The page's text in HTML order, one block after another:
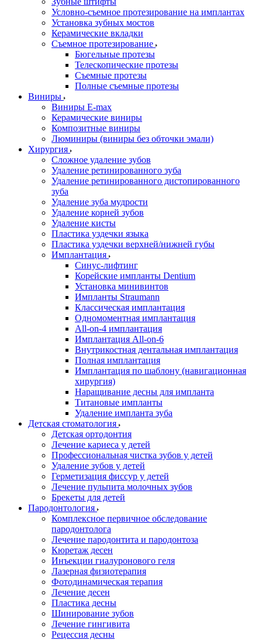
Условно-съемное протезирование на имплантах
Установка зубных мостов
Керамические вкладки
Съемное протезирование
Бюгельные протезы
Телескопические протезы
Съемные протезы
Полные съемные протезы
Виниры
Виниры E-max
Керамические виниры
Композитные виниры
Люминиры (виниры без обточки эмали)
Хирургия
Сложное удаление зубов
Удаление ретинированного зуба
Удаление ретинированного дистопированного
зуба
Удаление зуба мудрости
Удаление корней зубов
Удаление кисты
Пластика уздечки языка
Пластика уздечки верхней/нижней губы
Имплантация
Синус-лифтинг
Корейские импланты Dentium
Установка минивинтов
Импланты Straumann
Классическая имплантация
Одномоментная имплантация
All-on-4 имплантация
Имплантация All-on-6
Внутрикостная дентальная имплантация
Полная имплантация
Имплантация по шаблону (навигационная
хирургия)
Наращивание десны для импланта
Титановые импланты
Удаление импланта зуба
Детская стоматология
Детская ортодонтия
Лечение кариеса у детей
Профессиональная чистка зубов у детей
Удаление зубов у детей
Герметизация фиссур у детей
Лечение пульпита молочных зубов
Брекеты для детей
Пародонтология
Комплексное первичное обследование
пародонтолога
Лечение пародонтита и пародонтоза
Кюретаж десен
Инъекции гиалуронового геля
Лазерная физиотерапия
Фотодинамическая терапия
Лечение десен
Пластика десны
Шинирование зубов
Лечение гингивита
Рецессия десны